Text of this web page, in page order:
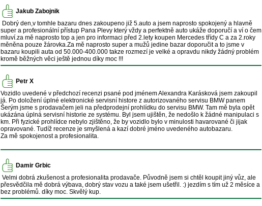
Jakub Zabojnik
Dobrý den,v tomhle bazaru dnes zakoupeno již 5.auto a jsem naprosto spokojený a hlavně
super a profesionální přístup Pana Plevy který vždy a perfektně auto ukáže doporučí a ví o čem
mluví.za mě naprosto top a jen pro informaci před 2.lety koupen Mercedes třídy C a za 2.roky
měněna pouze žárovka.Za mě naprosto super a mužů jedine bazar doporučit a to jsme v
bazaru koupili auta od 50.000-400.000 takze rozmezí je velké a opravdu nikdy žádný problém
kromě běžných věci ještě jednou díky moc !!!
Petr X
Vozidlo uvedené v předchozí recenzi psané pod jménem Alexandra Karásková jsem zakoupil
já. Po doložení úplné elektronické servisní histore z autorizovaného servisu BMW panem
Šerým jsme s prodavačem jeli na předprodejní prohlídku do servisu BMW. Tam mě byla opět
ukázána úplná servisní historie ze systému. Byl jsem ujištěn, že nedošlo k žádné manipulaci s
km. Při fyzické prohlídce nebylo zjištěno, že by vozidlo bylo v minulosti havarované či jijak
opravované. Tudíž recenze je smyšlená a kazí dobré jméno uvedeného autobazaru.
Za mě spokojenost a profesionalita.
Damir Grbic
Velmi dobrá zkušenost a profesionalita prodavače. Původně jsem si chtěl koupit jiný vůz, ale
přesvědčila mě dobrá výbava, dobrý stav vozu a také jsem ušetřil. :) jezdím s tím už 2 měsíce a
bez problémů. díky moc. Skvělý kup.